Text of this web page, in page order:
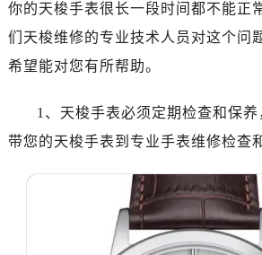
你的天梭手表很长一段时间都不能正
们天梭维修的专业技术人员对这个问
希望能对您有所帮助。
1、天梭手表必须定期检查和保
带您的天梭手表到专业手表维修检查